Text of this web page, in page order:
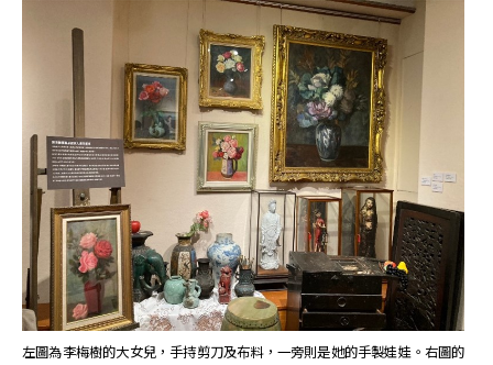
左圖為李梅樹的大女兒，手持剪刀及布料，一旁則是她的手製娃娃。右圖的